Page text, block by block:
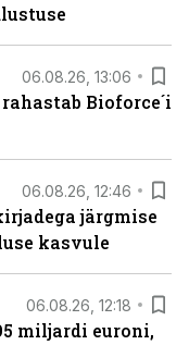
06.08.26, 13:06
Bioforce´i
06.08.26, 12:46
järgmise
kasvule
06.08.26, 12:18
miljardi euroni,